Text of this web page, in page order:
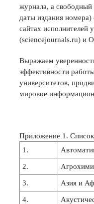
журнала, а
даты издания номера)
сайтах
(sciencejournals.ru) и
Выражаем
эффективности
университетов,
мировое
Приложение 1.
1.
2.
3. Азия и
4.